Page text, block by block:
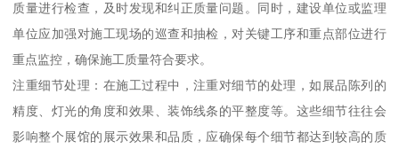
质量进行检查，及时发现和纠正质量问题。同时，建设单位或监理
单位应加强对施工现场的巡查和抽检，对关键工序和重点部位进行
重点监控，确保施工质量符合要求。
注重细节处理：在施工过程中，注重对细节的处理，如展品陈列的
精度、灯光的角度和效果、装饰线条的平整度等。这些细节往往会
影响整个展馆的展示效果和品质，应确保每个细节都达到较高的质